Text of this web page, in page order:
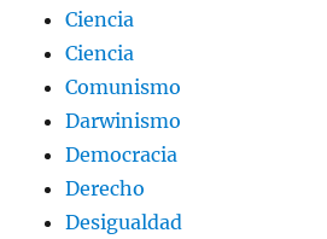
Ciencia
Ciencia
Comunismo
Darwinismo
Democracia
Derecho
Desigualdad